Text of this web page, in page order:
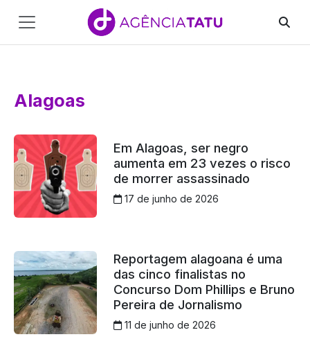
Main
Navigation
Alagoas
Em Alagoas, ser negro
aumenta em 23 vezes o risco
de morrer assassinado
17 de junho de 2026
Reportagem alagoana é uma
das cinco finalistas no
Concurso Dom Phillips e Bruno
Pereira de Jornalismo
11 de junho de 2026